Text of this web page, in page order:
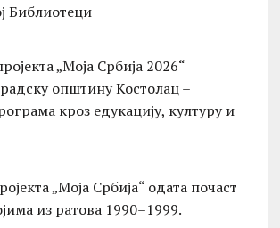
Библиотеци
„Моја Србија 2026“
општину Костолац –
кроз едукацију, културу и
„Моја Србија“ одата почаст
из ратова 1990–1999.